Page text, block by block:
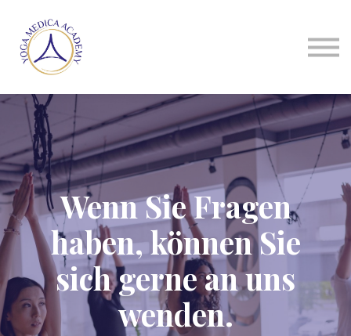
Sign up
Wenn Sie Fragen
haben, können Sie
sich gerne an uns
wenden.